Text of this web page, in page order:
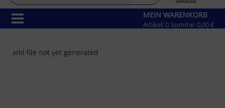
MEIN WARENKORB
Artikel: 0 Summe: 0,00 €
xml file not yet generated